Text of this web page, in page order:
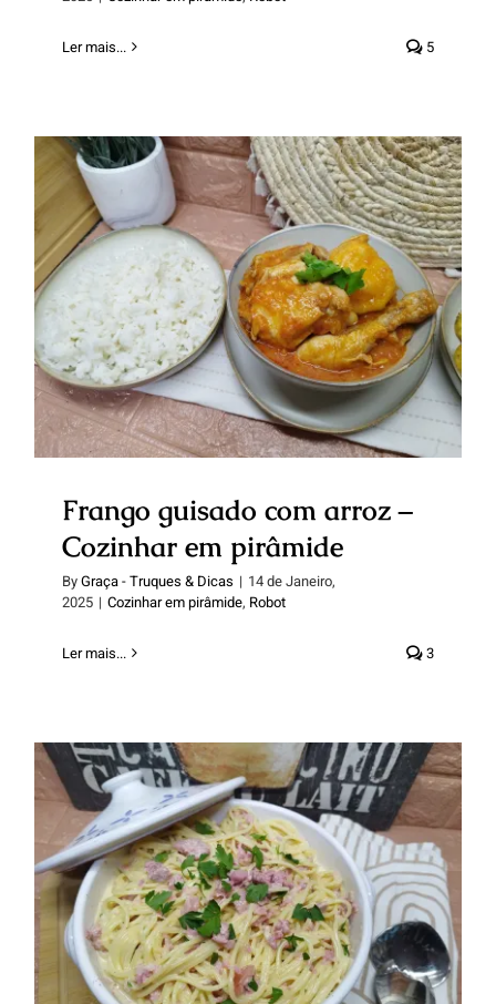
Ler mais... 5
Frango guisado com arroz –
Cozinhar em pirâmide
Frango guisado com arroz –
Cozinhar em pirâmide
ByGraça - Truques & Dicas | 14 de Janeiro,
2025 | Cozinhar em pirâmide, Robot
Ler mais... 3
Carbonara de salsichas